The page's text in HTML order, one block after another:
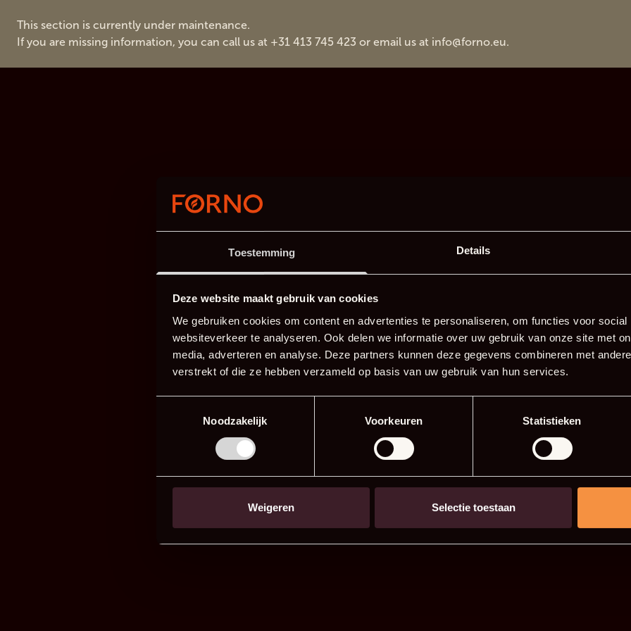
Toestemming Details
Deze website maakt gebruik van cookies
We gebruiken cookies om content en advertenties te personaliseren, om functies voor
websiteverkeer te analyseren. Ook delen we informatie over uw gebruik van onze site met
media, adverteren en analyse. Deze partners kunnen deze gegevens combineren met
verstrekt of die ze hebben verzameld op basis van uw gebruik van hun services.
Noodzakelijk
Voorkeuren Statistieken
Weigeren Selectie toestaan
This section is currently under maintenance.
If you are missing information, you can call us at +31 413 745 423 or email us at info@forno.eu.